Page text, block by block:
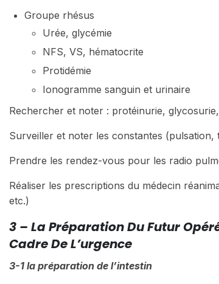
Groupe rhésus
Urée, glycémie
NFS, VS, hématocrite
Protidémie
Ionogramme sanguin et urinaire
Rechercher et noter : protéinurie,
Surveiller et noter les constantes (pulsation,
Prendre les rendez-vous pour les radio
Réaliser les prescriptions du médecin
etc.)
3 – La Préparation Du Futur
Cadre De L’urgence
3-1 la préparation de l’intestin